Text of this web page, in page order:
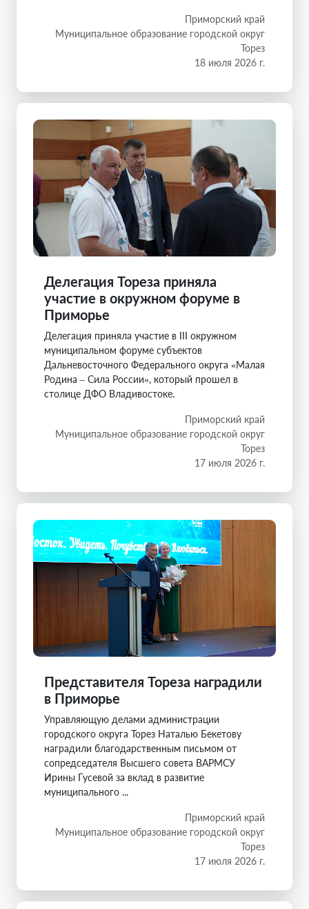
Приморский край
Муниципальное образование городской округ
Торез
18 июля 2026 г.
Делегация Тореза приняла
участие в окружном форуме в
Приморье
Делегация приняла участие в III окружном
муниципальном форуме субъектов
Дальневосточного Федерального округа «Малая
Родина – Сила России», который прошел в
столице ДФО Владивостоке.
Приморский край
Муниципальное образование городской округ
Торез
17 июля 2026 г.
Представителя Тореза наградили
в Приморье
Управляющую делами администрации
городского округа Торез Наталью Бекетову
наградили благодарственным письмом от
сопредседателя Высшего совета ВАРМСУ
Ирины Гусевой за вклад в развитие
муниципального ...
Приморский край
Муниципальное образование городской округ
Торез
17 июля 2026 г.